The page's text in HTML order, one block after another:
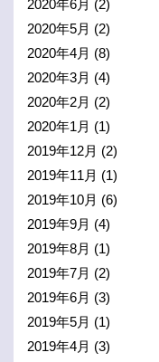
2020年6月 (2)
2020年5月 (2)
2020年4月 (8)
2020年3月 (4)
2020年2月 (2)
2020年1月 (1)
2019年12月 (2)
2019年11月 (1)
2019年10月 (6)
2019年9月 (4)
2019年8月 (1)
2019年7月 (2)
2019年6月 (3)
2019年5月 (1)
2019年4月 (3)